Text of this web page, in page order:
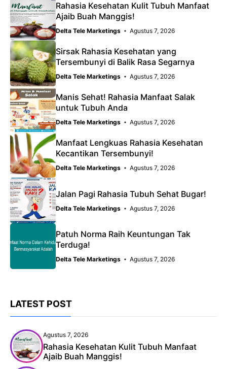
Rahasia Kesehatan Kulit Tubuh Manfaat
Ajaib Buah Manggis!
Delta Tele Marketings Agustus 7, 2026
Sirsak Rahasia Kesehatan yang
Tersembunyi di Balik Rasa Segarnya
Delta Tele Marketings Agustus 7, 2026
Manis Sehat! Rahasia Manfaat Salak
untuk Tubuh Anda
Delta Tele Marketings Agustus 7, 2026
Manfaat Lengkuas Rahasia Kesehatan
Kecantikan Tersembunyi!
Delta Tele Marketings Agustus 7, 2026
Jalan Pagi Rahasia Tubuh Sehat Bugar!
Delta Tele Marketings Agustus 7, 2026
Patuh Norma Raih Keuntungan Tak
Terduga!
Delta Tele Marketings Agustus 7, 2026
LATEST POST
Agustus 7, 2026
Rahasia Kesehatan Kulit Tubuh Manfaat
Ajaib Buah Manggis!